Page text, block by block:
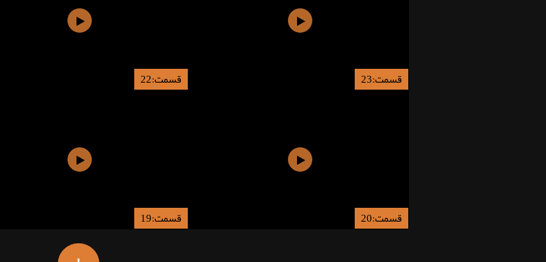
قسمت:23 قسمت:22
قسمت:20 قسمت:19